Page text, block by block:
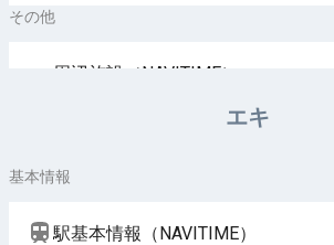
その他
周辺施設（NAVITIME）
エキ
基本情報
駅基本情報（NAVITIME）